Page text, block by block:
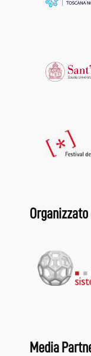
Organizzato
Media